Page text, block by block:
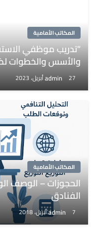
المكاتب الأمامية
“تدريب موظفي
والأسس والخطوات
admin 27 أبريل، 2023
المكاتب الأمامية
الحجوزات – الوصف
الفنادق
admin 7 أبريل، 2018